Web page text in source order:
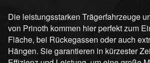
Die leistungsstarken Trägerfahrzeuge
von Prinoth kommen hier perfekt zum
Fläche, bei Rückegassen oder auch
Hängen. Sie garantieren in kürzester